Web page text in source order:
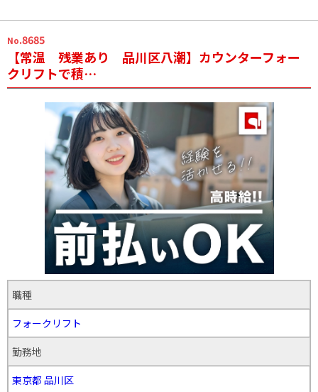
No.8685
【常温 残業あり 品川区八潮】カウンターフォー
クリフトで積…
職種
フォークリフト
勤務地
東京都 品川区